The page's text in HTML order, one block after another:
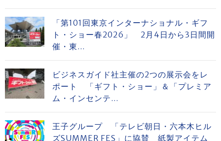
「第101回東京インターナショナル・ギフ
ト・ショー春2026」 2月4日から3日間開
催・東...
ビジネスガイド社主催の2つの展示会をレ
ポート 「ギフト・ショー」＆「プレミア
ム・インセンテ...
王子グループ 「テレビ朝日・六本木ヒル
ズSUMMER FES」に協賛 紙製アイテム